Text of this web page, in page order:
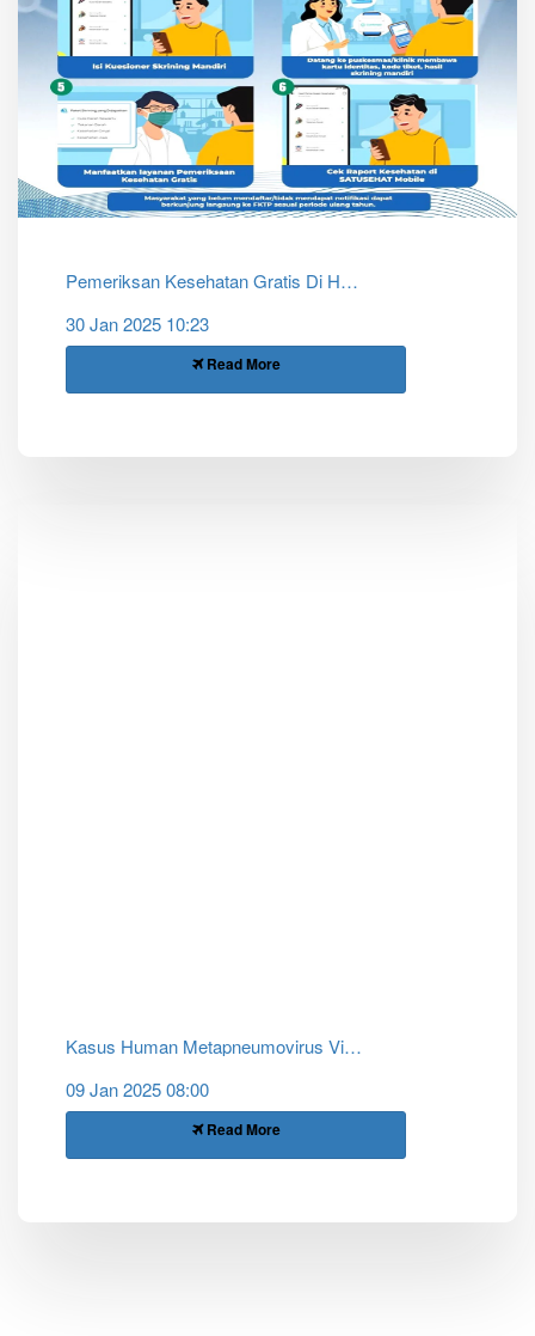
Pemeriksan Kesehatan Gratis Di Hari Ulang Tahun
30 Jan 2025 10:23
Read More
Kasus Human Metapneumovirus Virus (HMPV)
09 Jan 2025 08:00
Read More